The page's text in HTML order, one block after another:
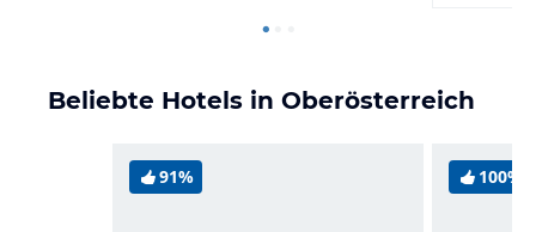
Beliebte Hotels in Oberösterreich
91% 100%